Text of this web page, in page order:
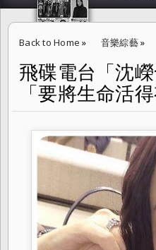
Back to Home » 音樂綜藝»
飛碟電台「沈嶸命相館」開張
刻。」-- EDN
飛碟電台「沈
「要將生命活